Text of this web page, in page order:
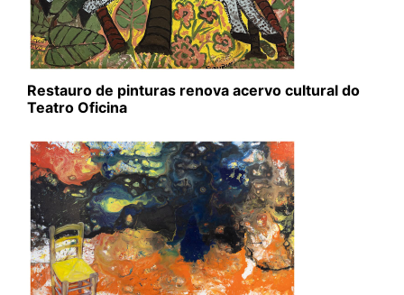
Restauro de pinturas renova acervo cultural do
Teatro Oficina